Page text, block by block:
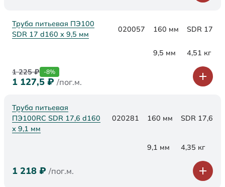
Труба питьевая ПЭ100
SDR 17 d160 х 9,5 мм
020057 160 мм SDR 17
9,5 мм 4,51 кг
1 225₽ -8%
1 127,5 ₽ /пог.м.
Труба питьевая
ПЭ100RC SDR 17,6 d160
х 9,1 мм
020281 160 мм SDR 17,6
9,1 мм 4,35 кг
1 218 ₽ /пог.м.